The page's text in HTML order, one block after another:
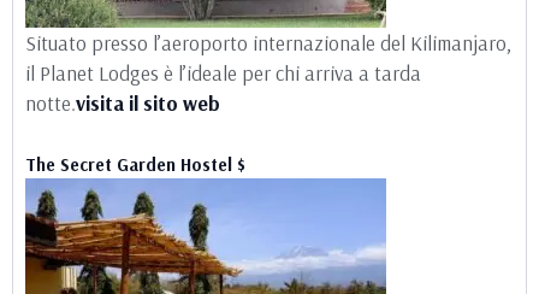
Situato presso l’aeroporto internazionale del Kilimanjaro,
il Planet Lodges è l’ideale per chi arriva a tarda
notte.visita il sito web
The Secret Garden Hostel $